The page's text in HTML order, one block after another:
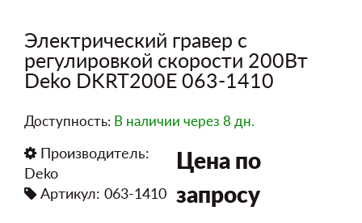
Электрический гравер с
регулировкой скорости 200Вт
Deko DKRT200E 063-1410
Доступность: В наличии через 8 дн.
Производитель:
Deko
Артикул: 063-1410
Цена по
запросу